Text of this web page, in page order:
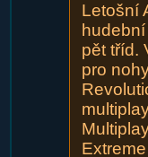
Letošní
pět tříd.
pro